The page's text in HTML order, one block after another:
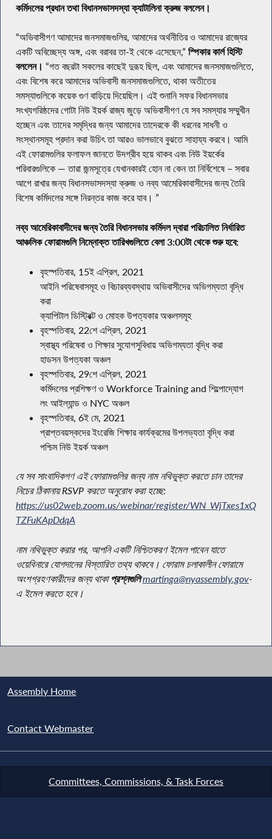
কর্মিদলের প্রধান তথা বিধানসভাসদস্যা ক্যাটালিনা ক্রুজ বললেন।
“অভিবাসীগণ আমাদের জনসমাজগুলির, আমাদের অর্থনীতির ও আমাদের রাজ্যের
একটি অবিচ্ছেদ্য অঙ্গ, এবং বরাবর তা-ই থেকে এসেছেন,” স্পিকার কার্ল হিস্টি
বললেন। “গত বছরটা সকলের কাছেই দুরূহ ছিল, এবং আমাদের জনসমাজগুলিতে,
এবং বিশেষ করে আমাদের অভিবাসী জনসমাজগুলিতে, থাকা অতীতের
সমস্যাগুলিকে কয়েক গুণ বাড়িয়ে দিয়েছিল। এই শুনানি সফর বিধানসভার
সংখ্যগরিষ্ঠদের গোটা নিউ ইয়র্ক রাজ্য জুড়ে অভিবাসীগণ যে সব সমস্যার সম্মুখীন
হচ্ছেন এবং তাদের সমৃদ্ধির জন্য আমাদের তাদেরকে কী ধরনের সাধনী ও
সংস্থানসমূহ প্রদান করা উচিৎ তা আরও ভালভাবে বুঝতে সাহায্য করবে। আমি
এই ফোরামগুলির ফলাফল জানতে উদগ্রীব হয়ে থাকব এবং নিউ ইয়র্কের
পরিবারগুলিকে — তারা জন্মসূত্রে যেখানকারই হোন না কেন তা নির্বিশেষে – সবার
আগে রাখার জন্য বিধানসভাসদস্যা ক্রুজ ও নব্য আমেরিকাবাসীদের জন্য তৈরি
বিশেষ কর্মিদলের সঙ্গে নিরন্তর কাজ করে যাব। ”
নব্য আমেরিকাবাদীদের জন্য তৈরি বিধানসভার কর্মিদল দ্বারা পরিচালিত নির্ধারিত
আঞ্চলিক ফোরামগুলি নিম্নোক্ত তারিখগুলিতে বেলা 3:00টা থেকে শুরু হবে:
বৃহস্পতিবার, 15ই এপ্রিল, 2021
আইনি পরিষেবাসমূহ ও বিচারব্যবস্থায় অভিবাসীদের অভিগম্যতা বৃদ্ধি
করা
ক্যাপিটাল ডিস্ট্রিক্ট ও মোহক উপত্যকার অঞ্চলসমূহ
বৃহস্পতিবার, 22শে এপ্রিল, 2021
স্বাস্থ্য পরিষেবা ও শিক্ষার সুযোগসুবিধায় অভিগম্যতা বৃদ্ধি করা
হাডসন উপত্যকা অঞ্চল
বৃহস্পতিবার, 29শে এপ্রিল, 2021
কর্মিদলের প্রশিক্ষণ ও Workforce Training and শিল্পোদ্যোগ
লং আইল্যান্ড ও NYC অঞ্চল
বৃহস্পতিবার, 6ই মে, 2021
প্রাপ্তবয়স্কদের ইংরেজি শিক্ষার কার্যক্রমের উপলভ্যতা বৃদ্ধি করা
পশ্চিম নিউ ইয়র্ক অঞ্চল
যে সব সাংবাদিকগণ এই ফোরামগুলির জন্য নাম নথিভুক্ত করতে চান তাদের
নিচের ঠিকানায় RSVP করতে অনুরোধ করা হচ্ছে:
https://us02web.zoom.us/webinar/register/WN_WjTxes1xQq-
TZFuKApDdqA
নাম নথিভুক্ত করার পর, আপনি একটি নিশ্চিতকরণ ইমেল পাবেন যাতে
ওয়েবিনারে যোগদানের বিস্তারিত তথ্য থাকবে। ফোরাম চলাকালীন ফোরামে
অংশগ্রহণকারীদের জন্য থাকা প্রশ্নগুলি martinga@nyassembly.gov-
এ ইমেল করতে হবে।
Assembly Home
Contact Webmaster
Committees, Commissions, & Task Forces